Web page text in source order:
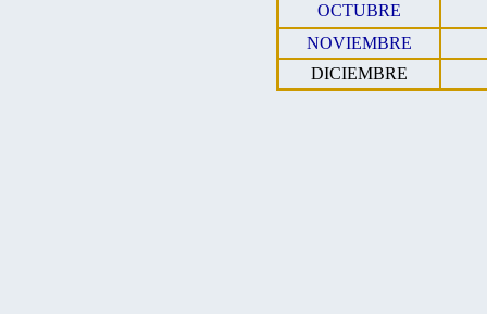
OCTUBRE
NOVIEMBRE
DICIEMBRE